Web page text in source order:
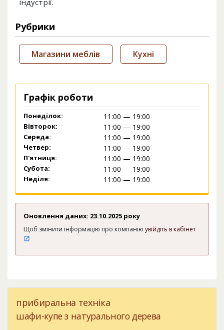
індустрії.
Рубрики
Магазини меблів Кухні
Графік роботи
Понеділок: 11:00 — 19:00
Вівторок: 11:00 — 19:00
Середа: 11:00 — 19:00
Четвер: 11:00 — 19:00
П'ятниця: 11:00 — 19:00
Субота: 11:00 — 19:00
Неділя: 11:00 — 19:00
Оновлення даних: 23.10.2025 року
Щоб змінити інформацію про компанію увійдіть в кабінет
прибиральна техніка
шафи-купе з натурального дерева